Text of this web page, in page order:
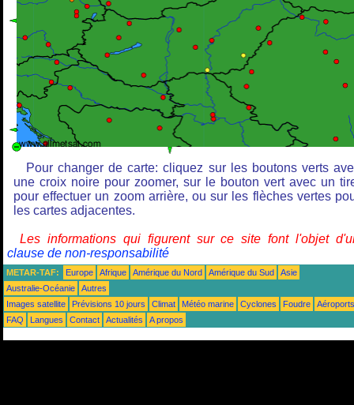
Pour changer de carte: cliquez sur les boutons verts
une croix noire pour zoomer, sur le bouton vert avec un
pour effectuer un zoom arrière, ou sur les flèches vertes
les cartes adjacentes.
Les informations qui figurent sur ce site font l'objet
clause de non-responsabilité
METAR-TAF: Europe Afrique Amérique du Nord Amérique du Sud
Asie
Australie-Océanie
Autres
Images satellite
Prévisions 10 jours Climat Météo marine Cyclones Foudre
Aéroports
FAQ
Langues Contact Actualités A propos